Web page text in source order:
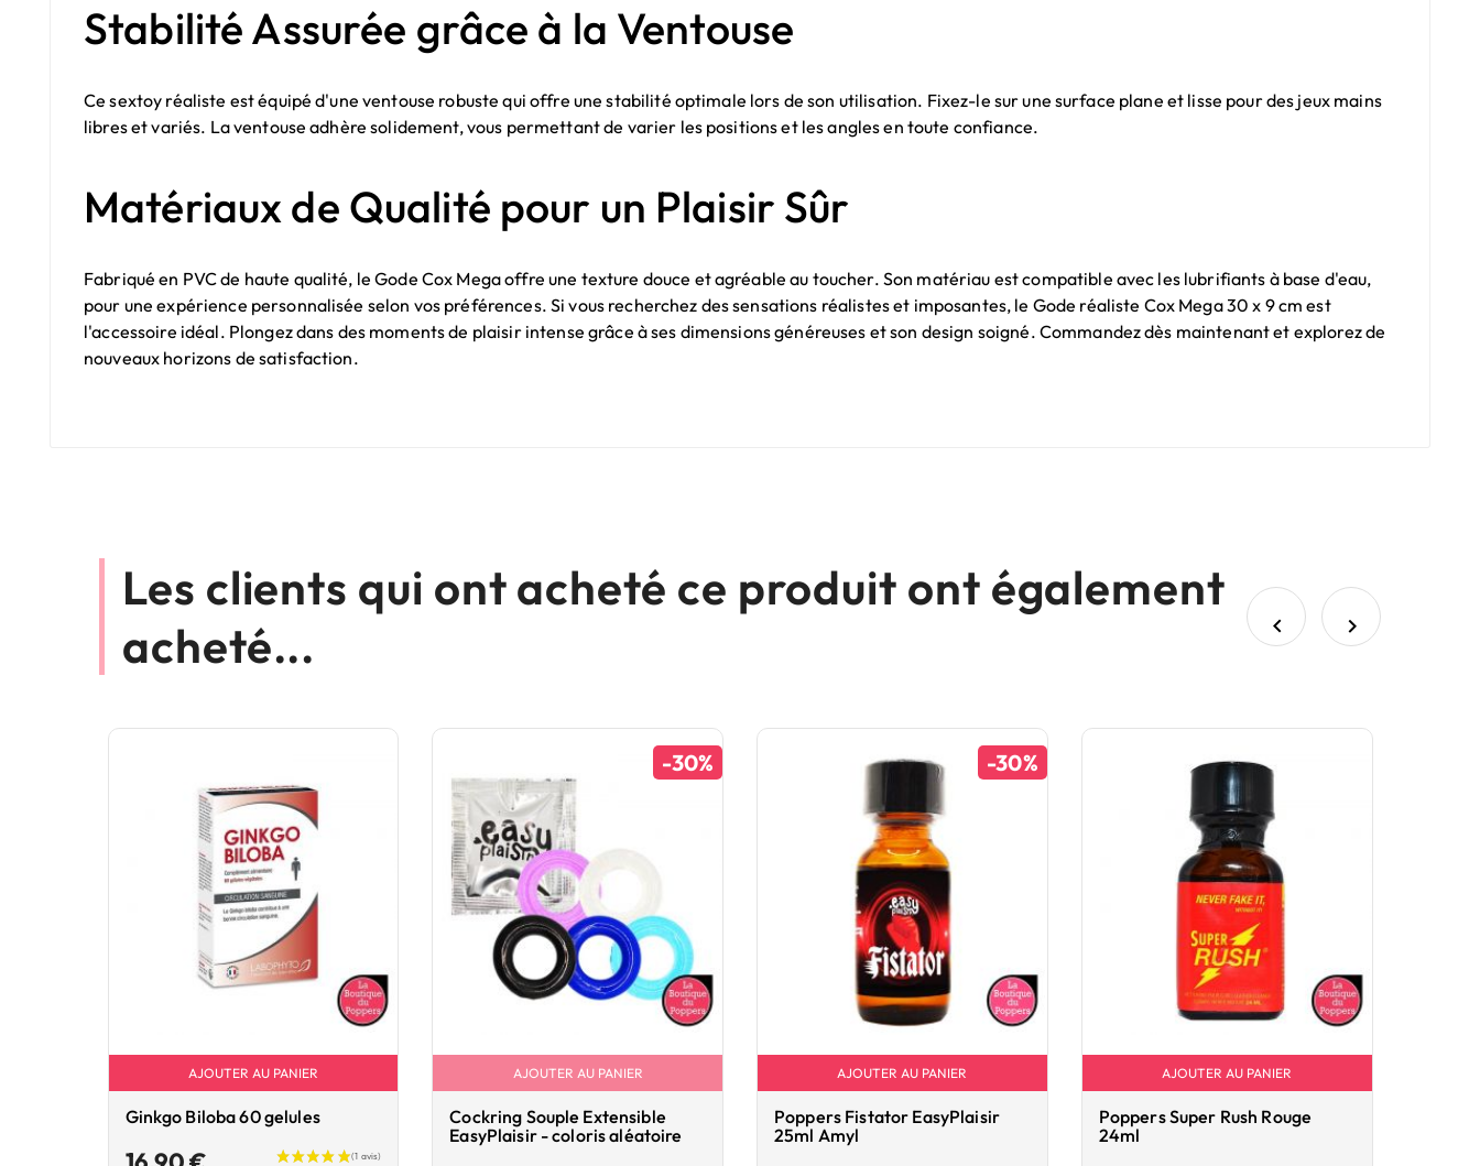
Stabilité Assurée grâce à la Ventouse
Ce sextoy réaliste est équipé d'une ventouse robuste qui offre une stabilité optimale lors de son utilisation. Fixez-le sur une surface plane et lisse pour des jeux mains
libres et variés. La ventouse adhère solidement, vous permettant de varier les positions et les angles en toute confiance.
Matériaux de Qualité pour un Plaisir Sûr
Fabriqué en PVC de haute qualité, le Gode Cox Mega offre une texture douce et agréable au toucher. Son matériau est compatible avec les lubrifiants à base d'eau,
pour une expérience personnalisée selon vos préférences. Si vous recherchez des sensations réalistes et imposantes, le Gode réaliste Cox Mega 30 x 9 cm est
l'accessoire idéal. Plongez dans des moments de plaisir intense grâce à ses dimensions généreuses et son design soigné. Commandez dès maintenant et explorez de
nouveaux horizons de satisfaction.
Les clients qui ont acheté ce produit ont également
acheté...
 
AJOUTER AU PANIER
Ginkgo Biloba 60 gelules
-30%
AJOUTER AU PANIER
Cockring Souple Extensible
EasyPlaisir - coloris aléatoire
-30%
AJOUTER AU PANIER
Poppers Fistator EasyPlaisir
25ml Amyl
AJOUTER AU PANIER
Poppers Super Rush Rouge
24ml